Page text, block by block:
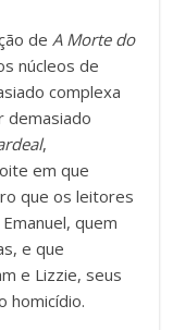
de A Morte do
núcleos de
complexa
demasiado
,
em que
que os leitores
quem
e que
e Lizzie, seus
homicídio.